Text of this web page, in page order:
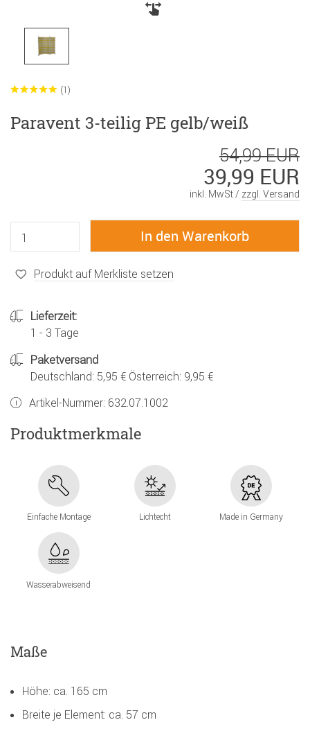
(1)
Paravent 3-teilig PE gelb/weiß
54,99 EUR
39,99 EUR
inkl. MwSt / zzgl. Versand
Produkt auf Merkliste setzen
Lieferzeit:
1 - 3 Tage
Paketversand
Deutschland: 5,95 € Österreich: 9,95 €
Artikel-Nummer: 632.07.1002
Produktmerkmale
Einfache Montage Lichtecht Made in Germany
Wasserabweisend
Maße
Höhe: ca. 165 cm
Breite je Element: ca. 57 cm